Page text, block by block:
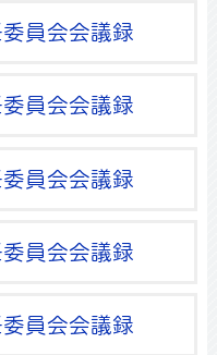
員会会議録
員会会議録
員会会議録
員会会議録
員会会議録